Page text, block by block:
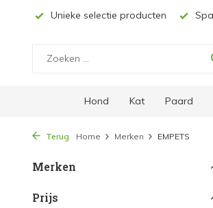
Spaar mee voor leuke kortingen
Hond Kat Paard
Terug Home Merken EMPETS
Merken
Prijs